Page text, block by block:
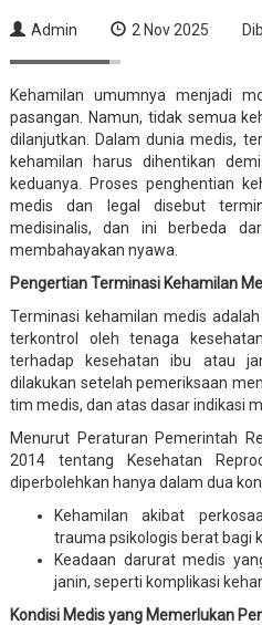
Admin 2 Nov 2025
Kehamilan umumnya menjadi
pasangan. Namun, tidak semua
dilanjutkan. Dalam dunia medis,
kehamilan harus dihentikan
keduanya. Proses penghentian
medis dan legal disebut
medisinalis, dan ini berbeda
membahayakan nyawa.
Pengertian Terminasi Kehamilan
Terminasi kehamilan medis
terkontrol oleh tenaga
terhadap kesehatan ibu atau
dilakukan setelah pemeriksaan
tim medis, dan atas dasar indikasi
Menurut Peraturan Pemerintah
2014 tentang Kesehatan
diperbolehkan hanya dalam dua
Kehamilan akibat
trauma psikologis berat bagi
Keadaan darurat medis
janin, seperti komplikasi
Kondisi Medis yang Memerlukan